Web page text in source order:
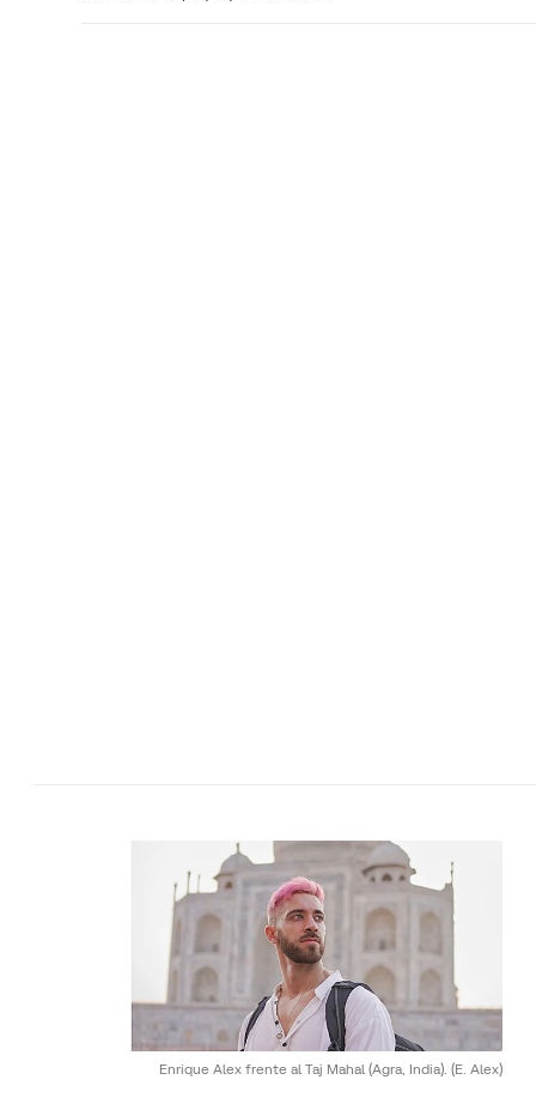
Enrique Alex frente al Taj Mahal (Agra, India). (E. Alex)